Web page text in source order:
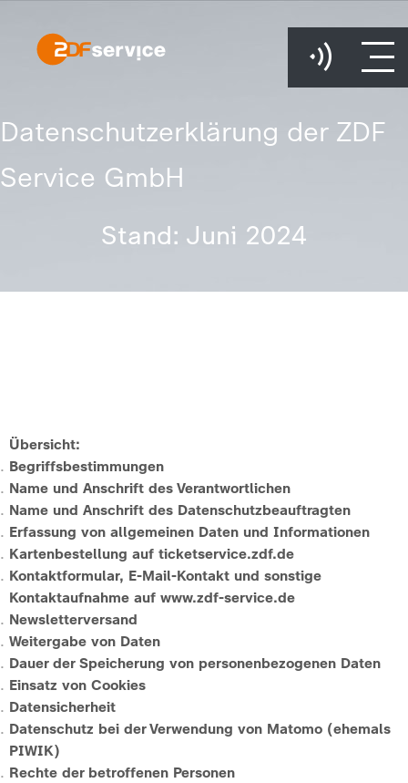
Datenschutzerklärung der ZDF
Service GmbH
Stand: Juni 2024
Übersicht:
Begriffsbestimmungen
Name und Anschrift des Verantwortlichen
Name und Anschrift des Datenschutzbeauftragten
Erfassung von allgemeinen Daten und Informationen
Kartenbestellung auf ticketservice.zdf.de
Kontaktformular, E-Mail-Kontakt und sonstige
Kontaktaufnahme auf www.zdf-service.de
Newsletterversand
Weitergabe von Daten
Dauer der Speicherung von personenbezogenen Daten
Einsatz von Cookies
Datensicherheit
Datenschutz bei der Verwendung von Matomo (ehemals
PIWIK)
Rechte der betroffenen Personen